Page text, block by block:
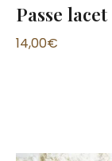
Passe lacet
14,00€